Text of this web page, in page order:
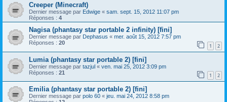
Creeper (Minecraft)
Dernier message par Edwige « sam. sept. 15, 2012 11:07 pm
Réponses : 4
Nagisa (phantasy star portable 2 infinity) [fini]
Dernier message par Dephasus « mer. août 15, 2012 7:57 pm
Réponses : 20 1 2
Lumia (phantasy star portable 2) [fini]
Dernier message par tazjul « ven. mai 25, 2012 3:09 pm
Réponses : 21 1 2
Emilia (phantasy star portable 2) [fini]
Dernier message par polo 60 « jeu. mai 24, 2012 8:58 pm